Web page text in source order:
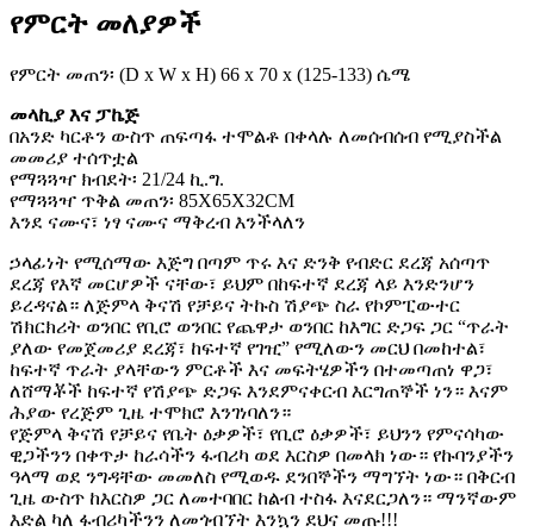
የምርት መለያዎች
የምርት መጠን፡ (D x W x H) 66 x 70 x (125-133) ሴሜ
መላኪያ እና ፓኬጅ
በአንድ ካርቶን ውስጥ ጠፍጣፋ ተሞልቶ በቀላሉ ለመሰብሰብ የሚያስችል
መመሪያ ተሰጥቷል
የማጓጓዣ ክብደት፡ 21/24 ኪ.ግ.
የማጓጓዣ ጥቅል መጠን፡ 85X65X32CM
እንደ ናሙና፣ ነፃ ናሙና ማቅረብ እንችላለን
ኃላፊነት የሚሰማው እጅግ በጣም ጥሩ እና ድንቅ የብድር ደረጃ አሰጣጥ
ደረጃ የእኛ መርሆዎች ናቸው፣ ይህም በከፍተኛ ደረጃ ላይ እንድንሆን
ይረዳናል። ለጅምላ ቅናሽ የቻይና ትኩስ ሽያጭ ስራ የኮምፒውተር
ሽክርክሪት ወንበር የቢሮ ወንበር የጨዋታ ወንበር ከእግር ድጋፍ ጋር “ጥራት
ያለው የመጀመሪያ ደረጃ፣ ከፍተኛ የገዢ” የሚለውን መርህ በመከተል፣
ከፍተኛ ጥራት ያላቸውን ምርቶች እና መፍትሄዎችን በተመጣጠነ ዋጋ፣
ለሸማቾች ከፍተኛ የሽያጭ ድጋፍ እንደምናቀርብ እርግጠኞች ነን። እናም
ሕያው የረጅም ጊዜ ተሞክሮ እንገነባለን።
የጅምላ ቅናሽ የቻይና የቤት ዕቃዎች፣ የቢሮ ዕቃዎች፣ ይህንን የምናሳካው
ዊጋችንን በቀጥታ ከራሳችን ፋብሪካ ወደ እርስዎ በመላክ ነው። የኩባንያችን
ዓላማ ወደ ንግዳቸው መመለስ የሚወዱ ደንበኞችን ማግኘት ነው። በቅርብ
ጊዜ ውስጥ ከእርስዎ ጋር ለመተባበር ከልብ ተስፋ እናደርጋለን። ማንኛውም
እድል ካለ ፋብሪካችንን ለመጎብኘት እንኳን ደህና መጡ!!!